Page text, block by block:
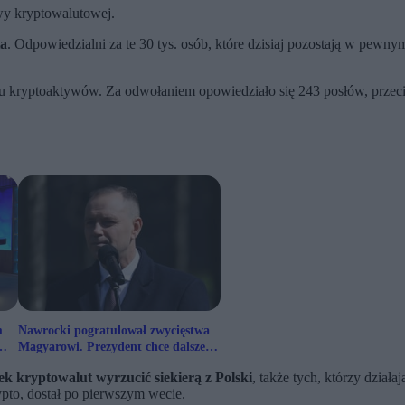
kryptowalutowej.
. Odpowiedzialni za te 30 tys. osób, które dzisiaj pozostają w
Za odwołaniem opowiedziało się 243 posłów,
Nawrocki pogratulował zwycięstwa
Magyarowi. Prezydent chce dalszej
kryptowalut wyrzucić siekierą z Polski, także tych, którzy
dostał po pierwszym wecie.